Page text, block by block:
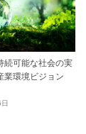
続可能な社会の実
業環境ビジョン